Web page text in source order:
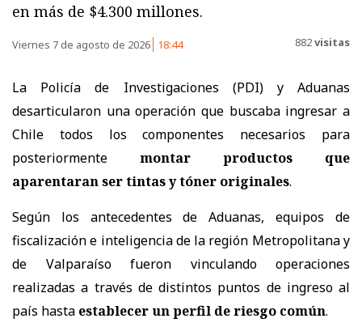
en más de $4.300 millones.
Viernes 7 de agosto de 2026 18:44 882visitas
La Policía de Investigaciones (PDI) y Aduanas
desarticularon una operación que buscaba ingresar a
Chile todos los componentes necesarios para
posteriormente montar productos que
aparentaran ser tintas y tóner originales.
Según los antecedentes de Aduanas, equipos de
fiscalización e inteligencia de la región Metropolitana y
de Valparaíso fueron vinculando operaciones
realizadas a través de distintos puntos de ingreso al
país hasta establecer un perfil de riesgo común.